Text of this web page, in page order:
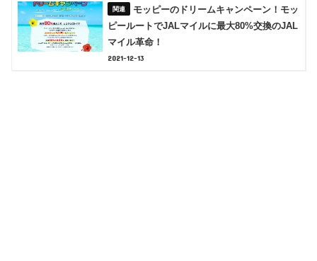
モッピーのドリームキャンペーン！モッ
ピールートでJALマイルに最大80%交換のJAL
マイル革命！
2021-12-13